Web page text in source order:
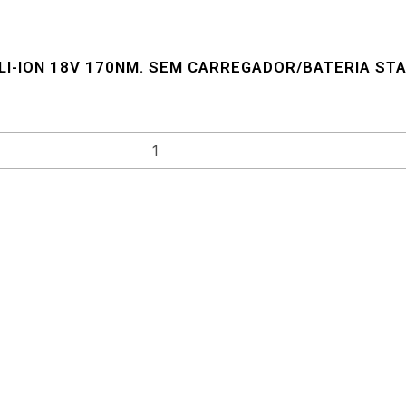
ION 18V 170NM. SEM CARREGADOR/BATERIA